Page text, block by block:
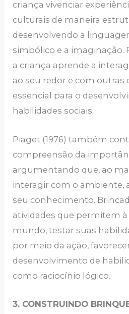
criança vivenciar
culturais de maneira
desenvolvendo a
simbólico e a imaginação.
a criança aprende a
ao seu redor e com outras
essencial para o
habilidades sociais.
Piaget (1976) também
compreensão da
argumentando que, ao
interagir com o ambiente,
seu conhecimento.
atividades que permitem
mundo, testar suas
por meio da ação,
desenvolvimento de
como raciocínio lógico.
3. CONSTRUINDO